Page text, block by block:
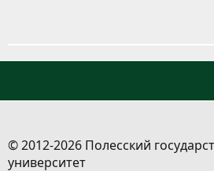
© 2012-2026 Полесский
университет